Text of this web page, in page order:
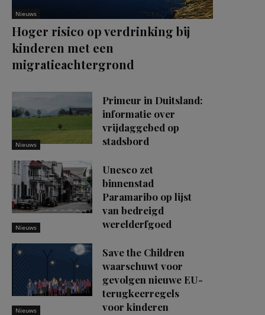
Nieuws
Hoger risico op verdrinking bij
kinderen met een
migratieachtergrond
Nieuws
Primeur in Duitsland:
informatie over
vrijdaggebed op
stadsbord
Nieuws
Unesco zet
binnenstad
Paramaribo op lijst
van bedreigd
werelderfgoed
Nieuws
Save the Children
waarschuwt voor
gevolgen nieuwe EU-
terugkeerregels
voor kinderen